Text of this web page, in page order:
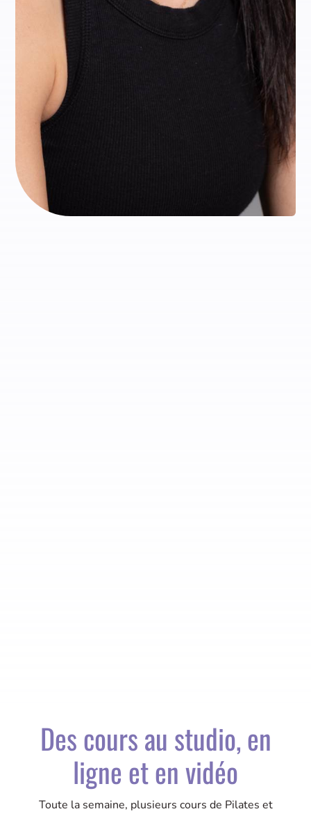
Des cours au studio, en
ligne et en vidéo
Toute la semaine, plusieurs cours de Pilates et